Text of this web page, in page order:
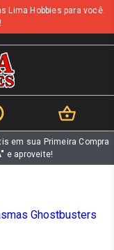
Lima Hobbies para você.
em sua Primeira Compra
e aproveite!